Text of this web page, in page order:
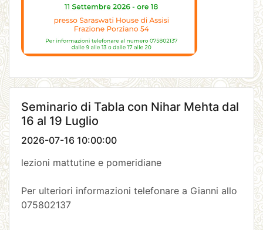
Seminario di Tabla con Nihar Mehta dal
16 al 19 Luglio
2026-07-16 10:00:00
lezioni mattutine e pomeridiane
Per ulteriori informazioni telefonare a Gianni allo
075802137